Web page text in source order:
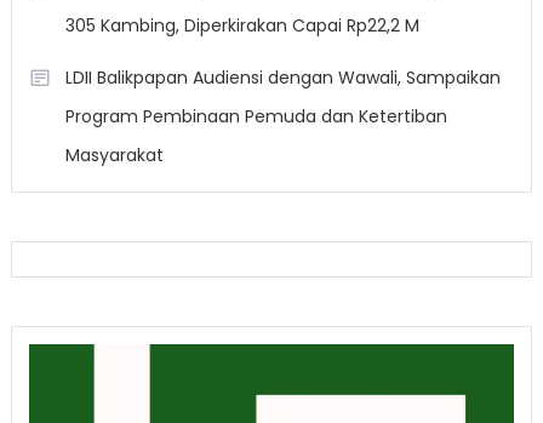
305 Kambing, Diperkirakan Capai Rp22,2 M
LDII Balikpapan Audiensi dengan Wawali, Sampaikan
Program Pembinaan Pemuda dan Ketertiban
Masyarakat